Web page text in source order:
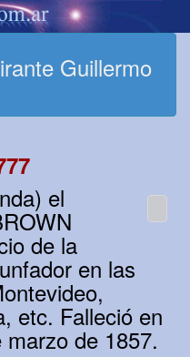
Guillermo
el
de la
en las
etc. Falleció en
de 1857.